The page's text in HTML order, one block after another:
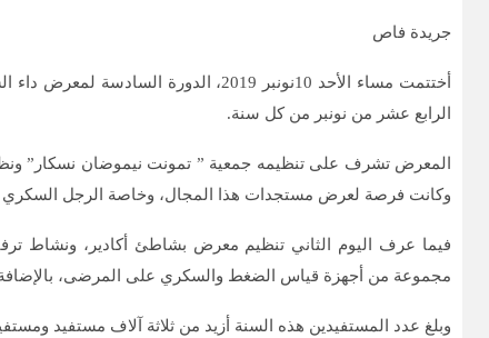
جريدة فاص
أختتمت مساء الأحد 10نونبر 2019،
الرابع عشر من نونبر من كل سنة.
وكانت فرصة لعرض مستجدات هذا المجال، وخاصة الرجل السكري
فيما عرف اليوم الثاني تنظيم معرض بشاطئ أكادير، ونشاط
مجموعة من أجهزة قياس الضغط والسكري على المرضى، بالإضافة
وبلغ عدد المستفيدين هذه السنة أزيد من ثلاثة آلاف مستفيد